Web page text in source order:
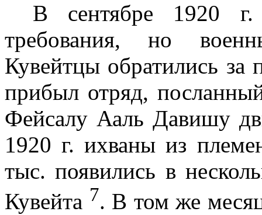
В сентябре 1920 г.
требования, но
Кувейтцы обратились
прибыл отряд,
Фейсалу Ааль Давишу
1920 г. ихваны из
тыс. появились в
Кувейта 7. В том же